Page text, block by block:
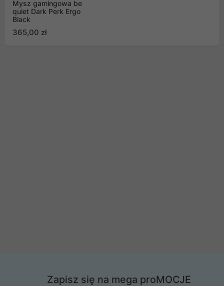
Mysz gamingowa be
quiet Dark Perk Ergo
Black
365,00 zł
Zapisz się na mega proMOCJE